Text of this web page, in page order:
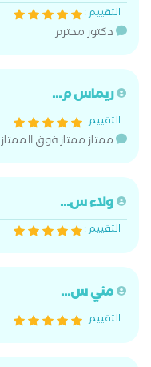
التقييم :
دكتور محترم
ريماس م...
التقييم :
ممتاز ممتاز فوق الممتاز
ولاء س...
التقييم :
مني س...
التقييم :